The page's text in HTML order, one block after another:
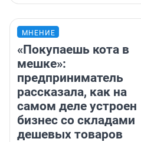
МНЕНИЕ
«Покупаешь кота в
мешке»:
предприниматель
рассказала, как на
самом деле устроен
бизнес со складами
дешевых товаров